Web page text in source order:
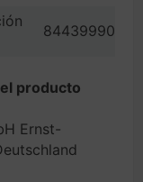
84439990
producto
Ernst-